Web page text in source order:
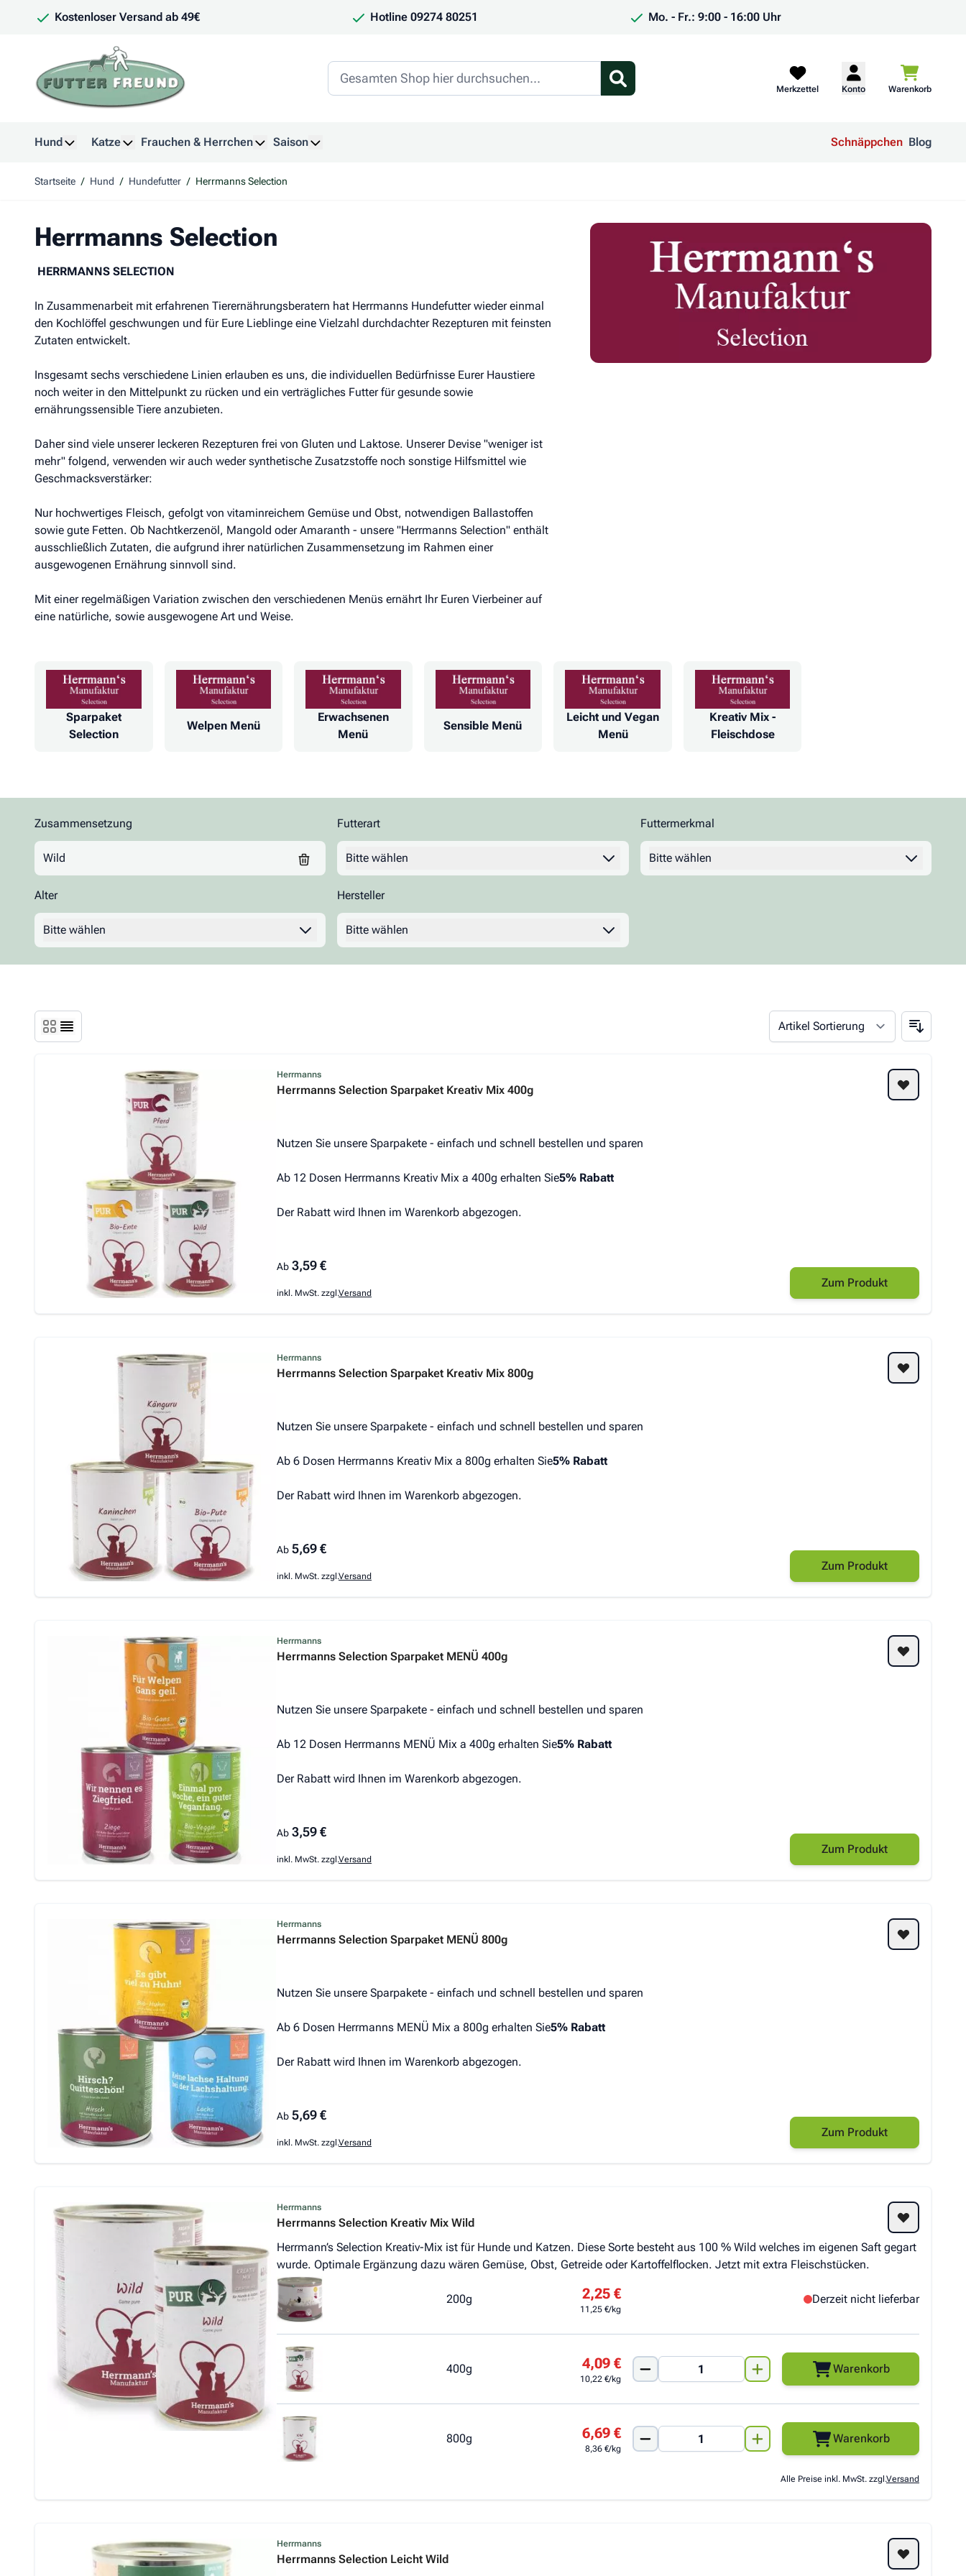
Kostenloser Versand ab 49€ Hotline 09274 80251 Mo. - Fr.: 9:00 - 16:00 Uhr
Merkzettel Konto Warenkorb
Hund
Katze
Frauchen & Herrchen
Saison
Schnäppchen Blog
Startseite / Hund / Hundefutter / Herrmanns Selection
Herrmanns Selection
HERRMANNS SELECTION
In Zusammenarbeit mit erfahrenen Tierernährungsberatern hat Herrmanns Hundefutter wieder einmal
den Kochlöffel geschwungen und für Eure Lieblinge eine Vielzahl durchdachter Rezepturen mit feinsten
Zutaten entwickelt.
Insgesamt sechs verschiedene Linien erlauben es uns, die individuellen Bedürfnisse Eurer Haustiere
noch weiter in den Mittelpunkt zu rücken und ein verträgliches Futter für gesunde sowie
ernährungssensible Tiere anzubieten.
Daher sind viele unserer leckeren Rezepturen frei von Gluten und Laktose. Unserer Devise "weniger ist
mehr" folgend, verwenden wir auch weder synthetische Zusatzstoffe noch sonstige Hilfsmittel wie
Geschmacksverstärker:
Nur hochwertiges Fleisch, gefolgt von vitaminreichem Gemüse und Obst, notwendigen Ballastoffen
sowie gute Fetten. Ob Nachtkerzenöl, Mangold oder Amaranth - unsere "Herrmanns Selection" enthält
ausschließlich Zutaten, die aufgrund ihrer natürlichen Zusammensetzung im Rahmen einer
ausgewogenen Ernährung sinnvoll sind.
Mit einer regelmäßigen Variation zwischen den verschiedenen Menüs ernährt Ihr Euren Vierbeiner auf
eine natürliche, sowie ausgewogene Art und Weise.
Sparpaket
Selection
Welpen Menü
Erwachsenen
Menü
Sensible Menü
Leicht und Vegan
Menü
Kreativ Mix -
Fleischdose
Zusammensetzung
Wild
Zur Produktliste springen
Futterart
Bitte wählen
Futtermerkmal
Bitte wählenFilter
Alter
Bitte wählen
Hersteller
Bitte wählen
Herrmanns
Herrmanns Selection Sparpaket Kreativ Mix 400g
Nutzen Sie unsere Sparpakete - einfach und schnell bestellen und sparen
Ab 12 Dosen Herrmanns Kreativ Mix a 400g erhalten Sie5% Rabatt
Der Rabatt wird Ihnen im Warenkorb abgezogen.
Der Preis hängt von den auf der Produktseite gewählten Optionen ab
Ab 3,59 €
inkl. MwSt. zzgl.Versand
Zum Produkt
Herrmanns
Herrmanns Selection Sparpaket Kreativ Mix 800g
Nutzen Sie unsere Sparpakete - einfach und schnell bestellen und sparen
Ab 6 Dosen Herrmanns Kreativ Mix a 800g erhalten Sie5% Rabatt
Der Rabatt wird Ihnen im Warenkorb abgezogen.
Der Preis hängt von den auf der Produktseite gewählten Optionen ab
Ab 5,69 €
inkl. MwSt. zzgl.Versand
Zum Produkt
Herrmanns
Herrmanns Selection Sparpaket MENÜ 400g
Nutzen Sie unsere Sparpakete - einfach und schnell bestellen und sparen
Ab 12 Dosen Herrmanns MENÜ Mix a 400g erhalten Sie5% Rabatt
Der Rabatt wird Ihnen im Warenkorb abgezogen.
Der Preis hängt von den auf der Produktseite gewählten Optionen ab
Ab 3,59 €
inkl. MwSt. zzgl.Versand
Zum Produkt
Herrmanns
Herrmanns Selection Sparpaket MENÜ 800g
Nutzen Sie unsere Sparpakete - einfach und schnell bestellen und sparen
Ab 6 Dosen Herrmanns MENÜ Mix a 800g erhalten Sie5% Rabatt
Der Rabatt wird Ihnen im Warenkorb abgezogen.
Der Preis hängt von den auf der Produktseite gewählten Optionen ab
Ab 5,69 €
inkl. MwSt. zzgl.Versand
Zum Produkt
Herrmanns
Herrmanns Selection Kreativ Mix Wild
Herrmann’s Selection Kreativ-Mix ist für Hunde und Katzen. Diese Sorte besteht aus 100 % Wild welches im eigenen Saft gegart
wurde. Optimale Ergänzung dazu wären Gemüse, Obst, Getreide oder Kartoffelflocken. Jetzt mit extra Fleischstücken.
200g 2,25 €
11,25 €/kg
Derzeit nicht lieferbar
400g 4,09 €
10,22 €/kg
Warenkorb
800g 6,69 €
8,36 €/kg
Warenkorb
Alle Preise inkl. MwSt. zzgl.Versand
Herrmanns
Herrmanns Selection Leicht Wild